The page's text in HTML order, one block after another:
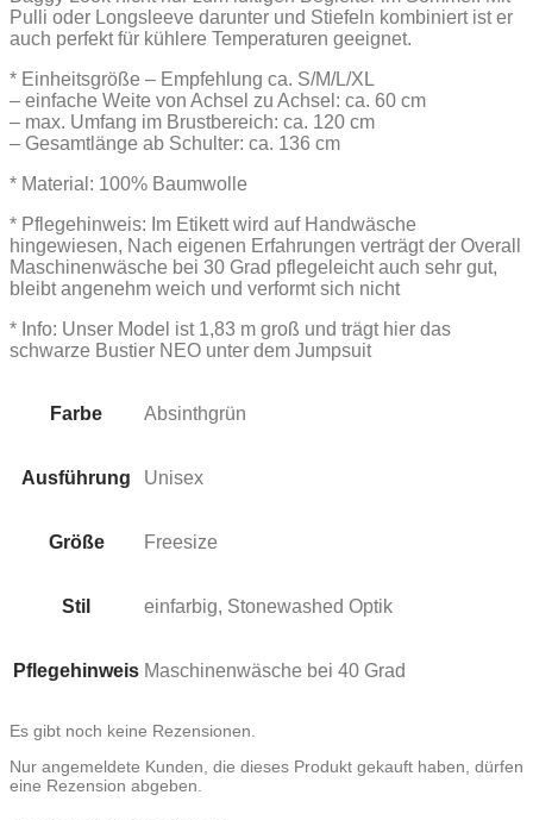
Pulli oder Longsleeve darunter und Stiefeln kombiniert ist er
auch perfekt für kühlere Temperaturen geeignet.
* Einheitsgröße – Empfehlung ca. S/M/L/XL
– einfache Weite von Achsel zu Achsel: ca. 60 cm
– max. Umfang im Brustbereich: ca. 120 cm
– Gesamtlänge ab Schulter: ca. 136 cm
* Material: 100% Baumwolle
* Pflegehinweis: Im Etikett wird auf Handwäsche
hingewiesen, Nach eigenen Erfahrungen verträgt der Overall
Maschinenwäsche bei 30 Grad pflegeleicht auch sehr gut,
bleibt angenehm weich und verformt sich nicht
* Info: Unser Model ist 1,83 m groß und trägt hier das
schwarze Bustier NEO unter dem Jumpsuit
Farbe Absinthgrün
Ausführung Unisex
Größe Freesize
Stil einfarbig, Stonewashed Optik
Pflegehinweis Maschinenwäsche bei 40 Grad
Es gibt noch keine Rezensionen.
Nur angemeldete Kunden, die dieses Produkt gekauft haben, dürfen
eine Rezension abgeben.